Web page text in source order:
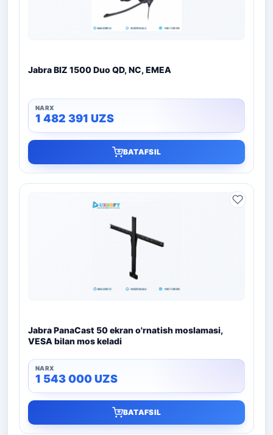
Jabra BIZ 1500 Duo QD, NC, EMEA
1 482 391 UZS
BATAFSIL
Jabra PanaCast 50 ekran o'rnatish moslamasi,
VESA bilan mos keladi
1 543 000UZS
BATAFSIL